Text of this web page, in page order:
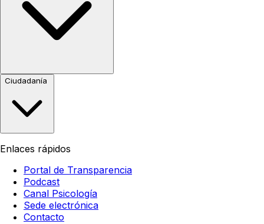
Ciudadanía
Enlaces rápidos
Portal de Transparencia
Podcast
Canal Psicología
Sede electrónica
Contacto